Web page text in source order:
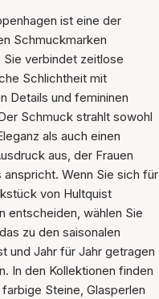
ist eine der
Schmuckmarken
Sie verbindet zeitlose
Schlichtheit mit
Details und femininen
Schmuck strahlt sowohl
als auch einen
aus, der Frauen
anspricht. Wenn Sie sich für
von Hultquist
entscheiden, wählen Sie
zu den saisonalen
und Jahr für Jahr getragen
In den Kollektionen finden
Steine, Glasperlen